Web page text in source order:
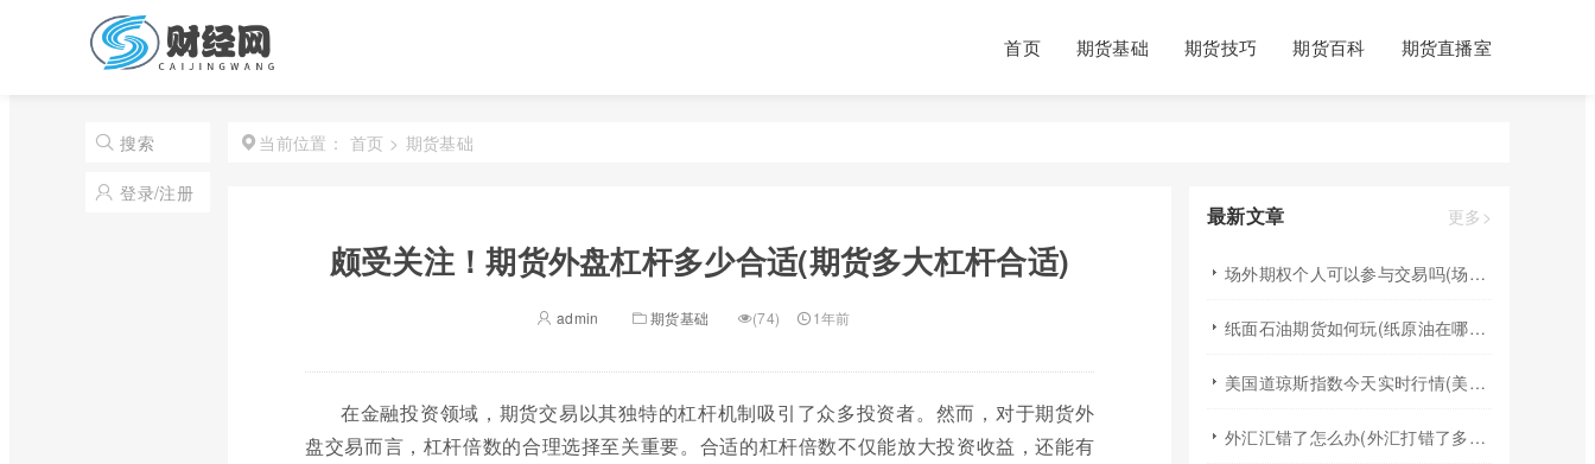
首页 期货基础 期货技巧 期货百科 期货直播室
搜索
登录/注册
当前位置： 首页 > 期货基础
颇受关注！期货外盘杠杆多少合适(期货多大杠杆合适)
admin 期货基础 (74) 1年前
在金融投资领域，期货交易以其独特的杠杆机制吸引了众多投资者。然而，对于期货外
盘交易而言，杠杆倍数的合理选择至关重要。合适的杠杆倍数不仅能放大投资收益，还能有
最新文章 更多>
场外期权个人可以参与交易吗(场外个股期权怎样交易)
纸面石油期货如何玩(纸原油在哪里交易)
美国道琼斯指数今天实时行情(美国道琼斯指数期货指数实时行情)
外汇汇错了怎么办(外汇打错了多久退回来)